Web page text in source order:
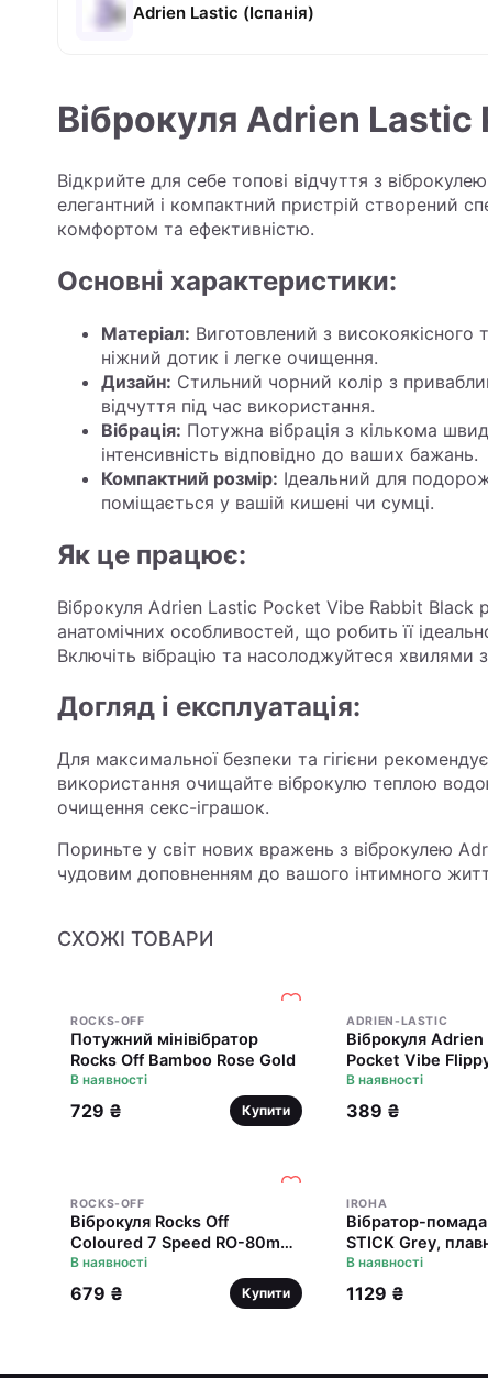
Adrien Lastic (Іспанія)
Віброкуля Adrien
Відкрийте для себе топові відчуття з
елегантний і компактний пристрій створений
комфортом та ефективністю.
Основні характеристики:
Матеріал: Виготовлений з високоякісного
ніжний дотик і легке очищення.
Дизайн: Стильний чорний колір з
відчуття під час використання.
Вібрація: Потужна вібрація з кількома
інтенсивність відповідно до ваших бажань.
Компактний розмір: Ідеальний для
поміщається у вашій кишені чи сумці.
Як це працює:
Віброкуля Adrien Lastic Pocket Vibe Rabbit Black
анатомічних особливостей, що робить її
Включіть вібрацію та насолоджуйтеся хвилями
Догляд і експлуатація:
Для максимальної безпеки та гігієни
використання очищайте віброкулю теплою
очищення секс-іграшок.
Пориньте у світ нових вражень з віброкулею
чудовим доповненням до вашого інтимного
СХОЖІ ТОВАРИ
ROCKS-OFF
Потужний мінівібратор
Rocks Off Bamboo Rose Gold
В наявності
729 ₴ Купити
ADRIEN-LASTIC
Віброкуля
Pocket Vibe
стимулювальним
В наявності
389 ₴
ROCKS-OFF
Віброкуля Rocks Off
Coloured 7 Speed ​​RO-80mm
Midnight Metal
В наявності
679 ₴ Купити
IROHA
Вібратор-помада
STICK Grey,
збільшення
В наявності
1129 ₴